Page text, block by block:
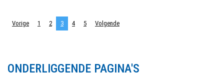
Vorige 1 2 3 4 5 Volgende
ONDERLIGGENDE PAGINA'S